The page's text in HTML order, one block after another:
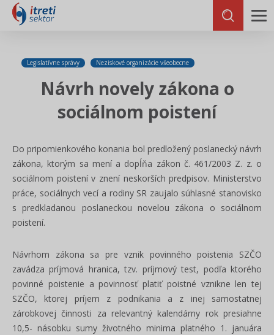
Legislatívne správy Neziskové organizácie všeobecne
Návrh novely zákona o
sociálnom poistení
Do pripomienkového konania bol predložený poslanecký návrh
zákona, ktorým sa mení a dopĺňa zákon č. 461/2003 Z. z. o
sociálnom poistení v znení neskorších predpisov. Ministerstvo
práce, sociálnych vecí a rodiny SR zaujalo súhlasné stanovisko
s predkladanou poslaneckou novelou zákona o sociálnom
poistení.
Návrhom zákona sa pre vznik povinného poistenia SZČO
zavádza príjmová hranica, tzv. príjmový test, podľa ktorého
povinné poistenie a povinnosť platiť poistné vznikne len tej
SZČO, ktorej príjem z podnikania a z inej samostatnej
zárobkovej činnosti za relevantný kalendárny rok presiahne
10,5- násobku sumy životného minima platného 1. januára